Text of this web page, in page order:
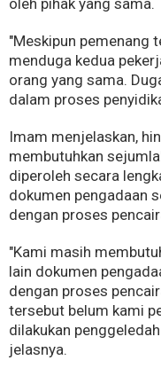
"Meskipun pemenang
menduga kedua
orang yang sama.
dalam proses
Imam menjelaskan,
membutuhkan
diperoleh secara
dokumen pengadaan
dengan proses
"Kami masih
lain dokumen
dengan proses
tersebut belum kami
dilakukan
jelasnya.